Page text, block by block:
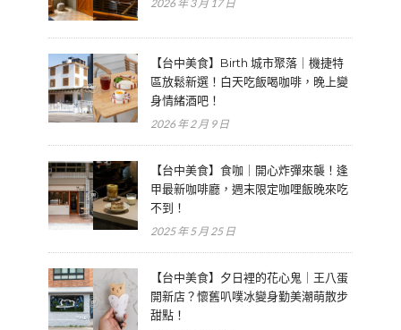
2026 年 3 月 17 日
【台中美食】Birth 城市聚落｜機捷特
區放鬆新選！白天吃飯喝咖啡，晚上變
身情緒酒吧！
2026 年 2 月 9 日
【台中美食】食咖｜開心炸彈來襲！逢
甲最新咖啡廳，週末限定咖哩飯晚來吃
不到！
2025 年 5 月 25 日
【台中美食】夕日裡的花心鬼｜王八蛋
開新店？懷舊叭噗冰變身勤美潮萌散步
甜點！